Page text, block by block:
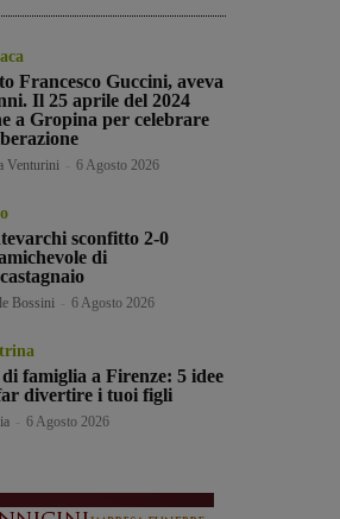
Francesco Guccini, aveva
Il 25 aprile del 2024
a Gropina per celebrare
Venturini 6 Agosto 2026
sconfitto 2-0
di
Bossini 6 Agosto 2026
famiglia a Firenze: 5 idee
divertire i tuoi figli
6 Agosto 2026